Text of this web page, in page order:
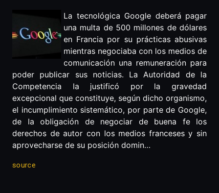
La tecnológica Google deberá pagar
una multa de 500 millones de dólares
en Francia por su prácticas abusivas
mientras negociaba con los medios de
comunicación una remuneración para
poder publicar sus noticias. La Autoridad de la
Competencia la justificó por la gravedad
excepcional que constituye, según dicho organismo,
el incumplimiento sistemático, por parte de Google,
de la obligación de negociar de buena fe los
derechos de autor con los medios franceses y sin
aprovecharse de su posición domin…
source